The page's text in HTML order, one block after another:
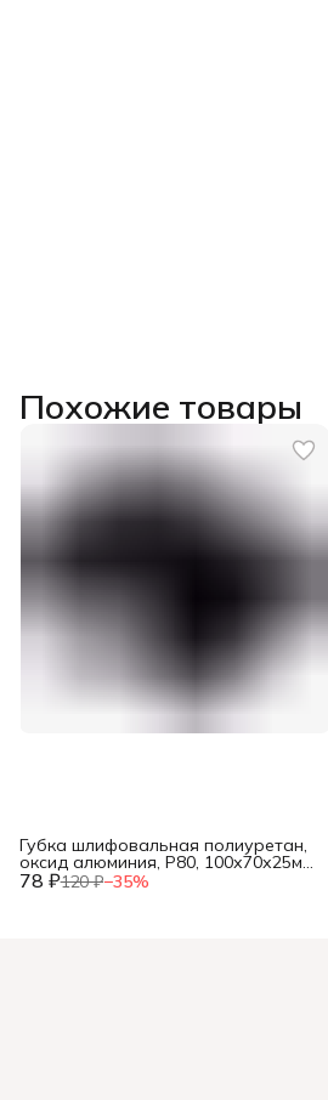
Похожие товары
78 ₽120 ₽−35%
Губка шлифовальная полиуретан,
оксид алюминия, Р80, 100х70х25мм,
(шт.)